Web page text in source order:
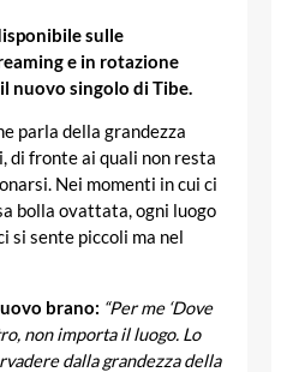
sulle
e in rotazione
nuovo singolo di Tibe.
parla della grandezza
di fronte ai quali non resta
Nei momenti in cui ci
bolla ovattata, ogni luogo
si sente piccoli ma nel
brano: “Per me ‘Dove
non importa il luogo. Lo
dalla grandezza della